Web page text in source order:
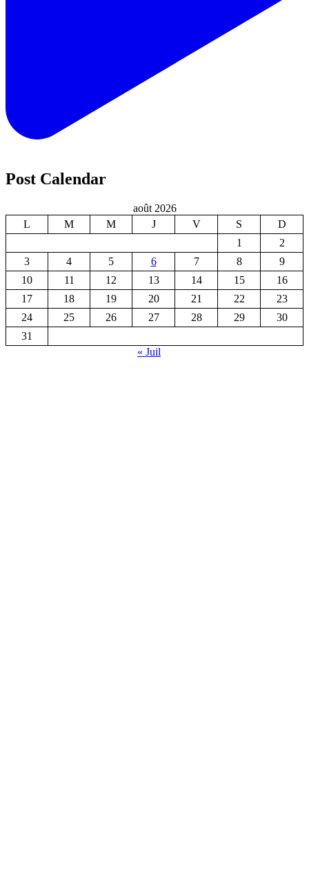
Post Calendar
août 2026
L
M M J V S
D
1
2
3
4 5 6 7 8
9
10
11 12 13 14 15
16
17
18 19 20 21 22
23
24
25 26 27 28 29
30
31
« Juil